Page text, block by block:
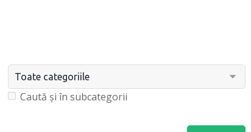
Caută și în subcategorii